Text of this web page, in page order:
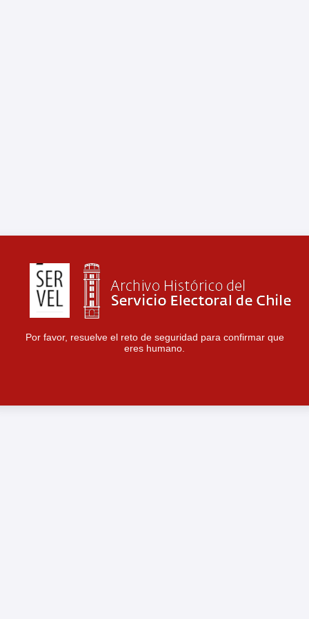
Por favor, resuelve el reto de seguridad para confirmar que
eres humano.